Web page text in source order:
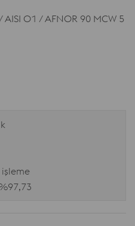
O1 / AFNOR 90 MCW 5